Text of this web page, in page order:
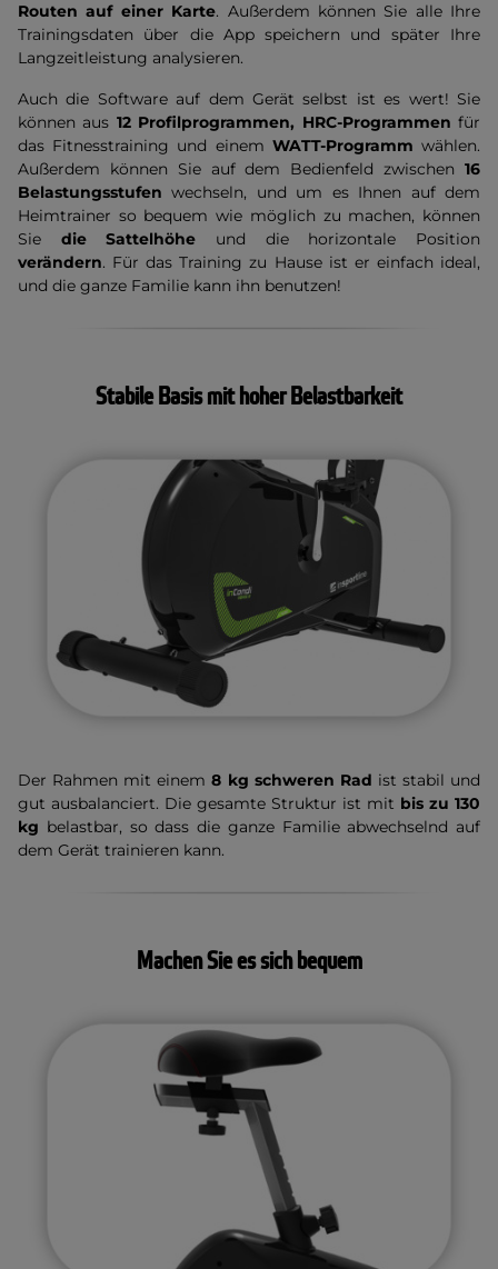
Routen auf einer Karte. Außerdem können Sie alle Ihre
Trainingsdaten über die App speichern und später Ihre
Langzeitleistung analysieren.
Auch die Software auf dem Gerät selbst ist es wert! Sie
können aus 12 Profilprogrammen, HRC-Programmen für
das Fitnesstraining und einem WATT-Programm wählen.
Außerdem können Sie auf dem Bedienfeld zwischen 16
Belastungsstufen wechseln, und um es Ihnen auf dem
Heimtrainer so bequem wie möglich zu machen, können
Sie die Sattelhöhe und die horizontale Position
verändern. Für das Training zu Hause ist er einfach ideal,
und die ganze Familie kann ihn benutzen!
Stabile Basis mit hoher Belastbarkeit
Der Rahmen mit einem8 kg schweren Rad ist stabil und
gut ausbalanciert. Die gesamte Struktur ist mit bis zu 130
kg belastbar, so dass die ganze Familie abwechselnd auf
dem Gerät trainieren kann.
Machen Sie es sich bequem